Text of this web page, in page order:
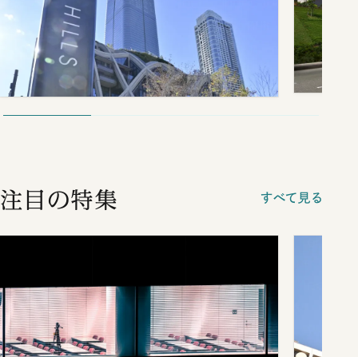
注目の特集 すべて見る